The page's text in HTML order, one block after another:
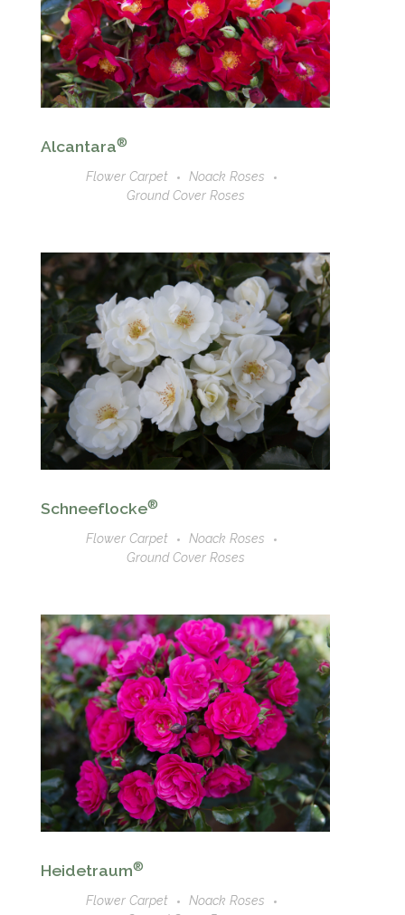
Alcantara®
Flower Carpet
Noack Roses
Ground Cover Roses
Schneeflocke®
Flower Carpet
Noack Roses
Ground Cover Roses
Heidetraum®
Flower Carpet
Noack Roses